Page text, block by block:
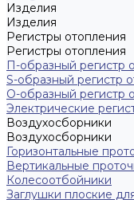
Изделия
Изделия
Регистры отопления
Регистры отопления
П-образный регистр
S-образный регистр
O-образный регистр
Электрические
Воздухосборники
Воздухосборники
Горизонтальные
Вертикальные
Колесоотбойники
Заглушки плоские